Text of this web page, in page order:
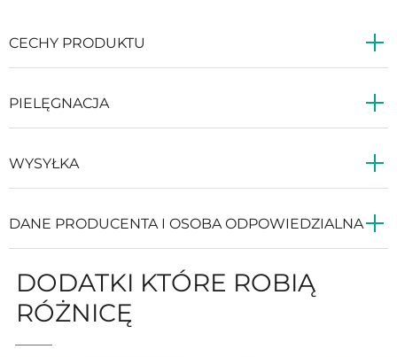
CECHY PRODUKTU
PIELĘGNACJA
WYSYŁKA
DANE PRODUCENTA I OSOBA ODPOWIEDZIALNA
DODATKI KTÓRE ROBIĄ
RÓŻNICĘ